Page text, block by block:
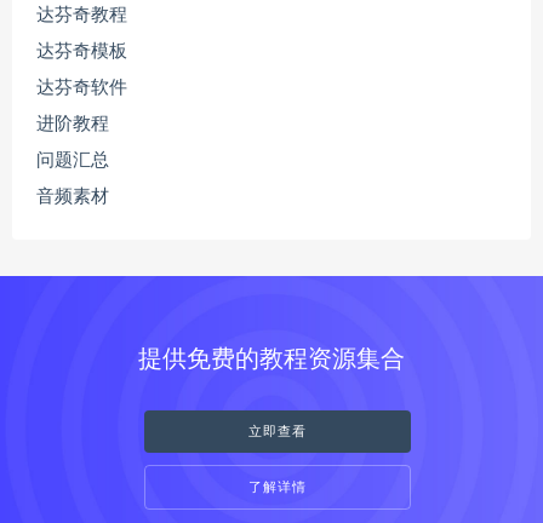
达芬奇教程
达芬奇模板
达芬奇软件
进阶教程
问题汇总
音频素材
提供免费的教程资源集合
立即查看
了解详情